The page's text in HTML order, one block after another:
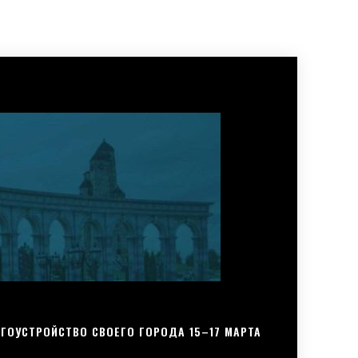
СВОЕГО ГОРОДА 15–17 МАРТА